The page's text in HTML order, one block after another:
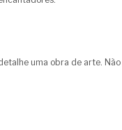
uma obra de arte.